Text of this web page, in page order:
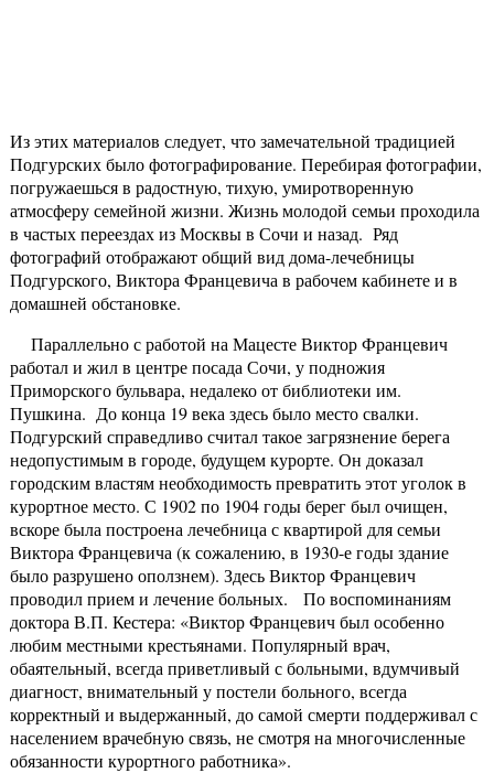
Из этих материалов следует, что замечательной традицией
Подгурских было фотографирование. Перебирая фотографии,
погружаешься в радостную, тихую, умиротворенную
атмосферу семейной жизни. Жизнь молодой семьи проходила
в частых переездах из Москвы в Сочи и назад. Ряд
фотографий отображают общий вид дома-лечебницы
Подгурского, Виктора Францевича в рабочем кабинете и в
домашней обстановке.
Параллельно с работой на Мацесте Виктор Францевич
работал и жил в центре посада Сочи, у подножия
Приморского бульвара, недалеко от библиотеки им.
Пушкина. До конца 19 века здесь было место свалки.
Подгурский справедливо считал такое загрязнение берега
недопустимым в городе, будущем курорте. Он доказал
городским властям необходимость превратить этот уголок в
курортное место. С 1902 по 1904 годы берег был очищен,
вскоре была построена лечебница с квартирой для семьи
Виктора Францевича (к сожалению, в 1930-е годы здание
было разрушено оползнем). Здесь Виктор Францевич
проводил прием и лечение больных. По воспоминаниям
доктора В.П. Кестера: «Виктор Францевич был особенно
любим местными крестьянами. Популярный врач,
обаятельный, всегда приветливый с больными, вдумчивый
диагност, внимательный у постели больного, всегда
корректный и выдержанный, до самой смерти поддерживал с
населением врачебную связь, не смотря на многочисленные
обязанности курортного работника».